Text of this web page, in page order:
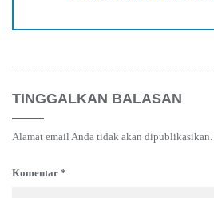
TINGGALKAN BALASAN
Alamat email Anda tidak akan dipublikasikan.
Komentar *